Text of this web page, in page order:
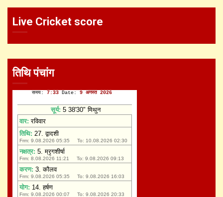
Live Cricket score
तिथि पंचांग